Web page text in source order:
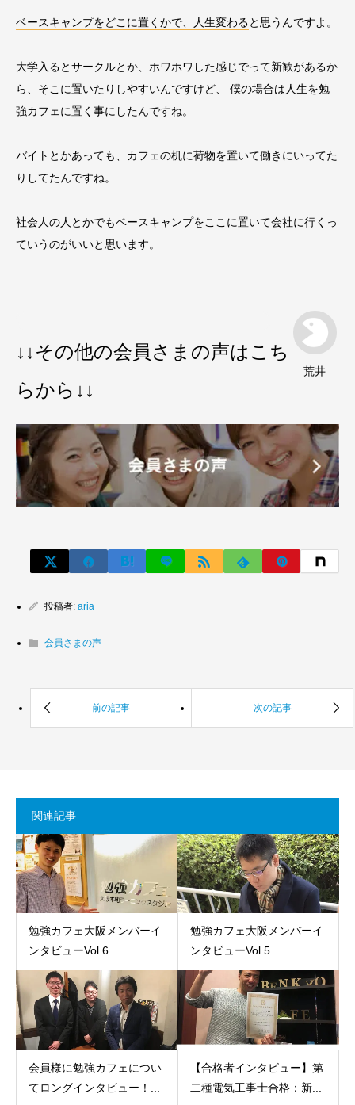
ベースキャンプをどこに置くかで、人生変わると思うんですよ。
大学入るとサークルとか、ホワホワした感じでって新歓があるか
ら、そこに置いたりしやすいんですけど、 僕の場合は人生を勉
強カフェに置く事にしたんですね。
バイトとかあっても、カフェの机に荷物を置いて働きにいってた
りしてたんですね。
社会人の人とかでもベースキャンプをここに置いて会社に行くっ
ていうのがいいと思います。
荒井
↓↓その他の会員さまの声はこち
らから↓↓
投稿者: aria
会員さまの声
関連記事
勉強カフェ大阪メンバーイ
ンタビューVol.6 ...
勉強カフェ大阪メンバーイ
ンタビューVol.5 ...
会員様に勉強カフェについ
てロングインタビュー！...
【合格者インタビュー】第
二種電気工事士合格：新...